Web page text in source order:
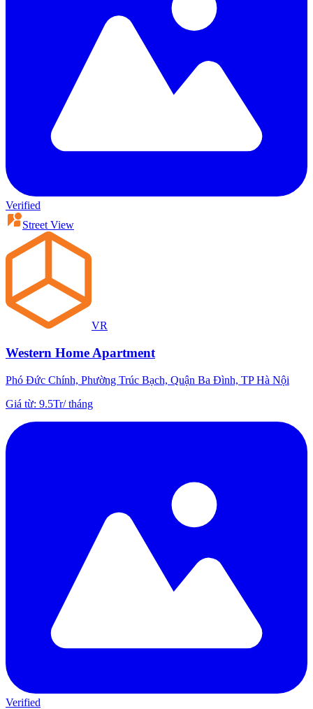
Verified
Street View
VR
Western Home Apartment
Phó Đức Chính, Phường Trúc Bạch, Quận Ba Đình, TP Hà Nội
Giá từ: 9.5Tr/tháng
Verified